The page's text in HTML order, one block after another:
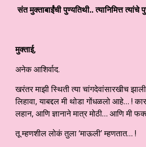
संत मुक्ताबाईंची पुण्यतिथी.. त्यानिमित्त
मुक्ताई,
अनेक आशिर्वाद.
खरंतर माझी स्थिती त्या चांगदेवांसारखीच
लिहावा, याबद्दल मी थोडा गोंधळलो आहे… !
लहान, आणि ज्ञानाने मात्र मोठी… आणि मी
तू म्हणशील लोकं तुला ‘माऊली’ म्हणतात… !